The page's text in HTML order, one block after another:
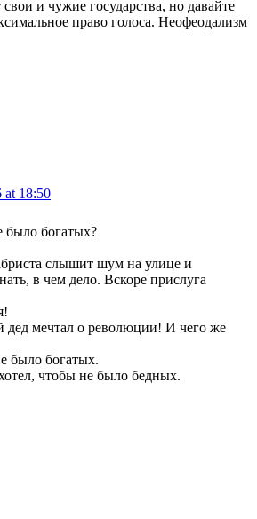
и чужие государства, но давайте
право голоса. Неофеодализм
at 18:50
было богатых?
слышит шум на улице и
в чем дело. Вскоре прислуга
мечтал о революции! И чего же
было богатых.
чтобы не было бедных.